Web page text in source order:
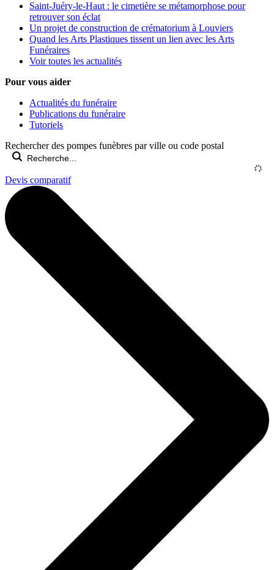
Saint-Juéry-le-Haut : le cimetière se métamorphose pour
retrouver son éclat
Un projet de construction de crématorium à Louviers
Quand les Arts Plastiques tissent un lien avec les Arts
Funéraires
Voir toutes les actualités
Pour vous aider
Actualités du funéraire
Publications du funéraire
Tutoriels
Rechercher des pompes funèbres par ville ou code postal
Devis comparatif